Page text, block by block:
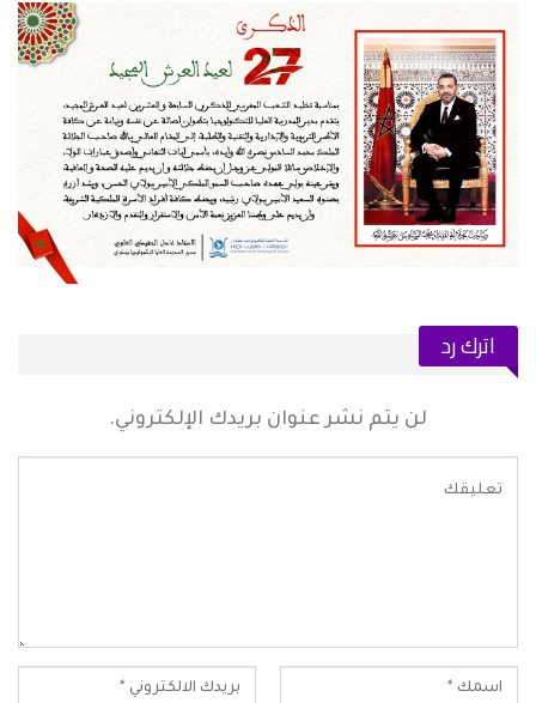
اترك رد
لن يتم نشر عنوان بريدك الإلكتروني.